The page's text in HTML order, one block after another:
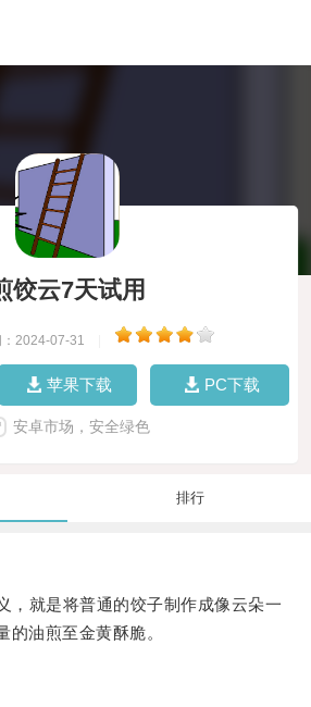
饺云7天试用
：2024-07-31
苹果下载 PC下载
安卓市场，安全绿色
排行
就是将普通的饺子制作成像云朵一
的油煎至金黄酥脆。